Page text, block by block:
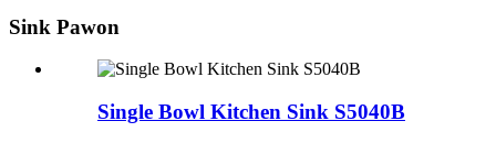
Sink Pawon
Single Bowl Kitchen Sink S5040B